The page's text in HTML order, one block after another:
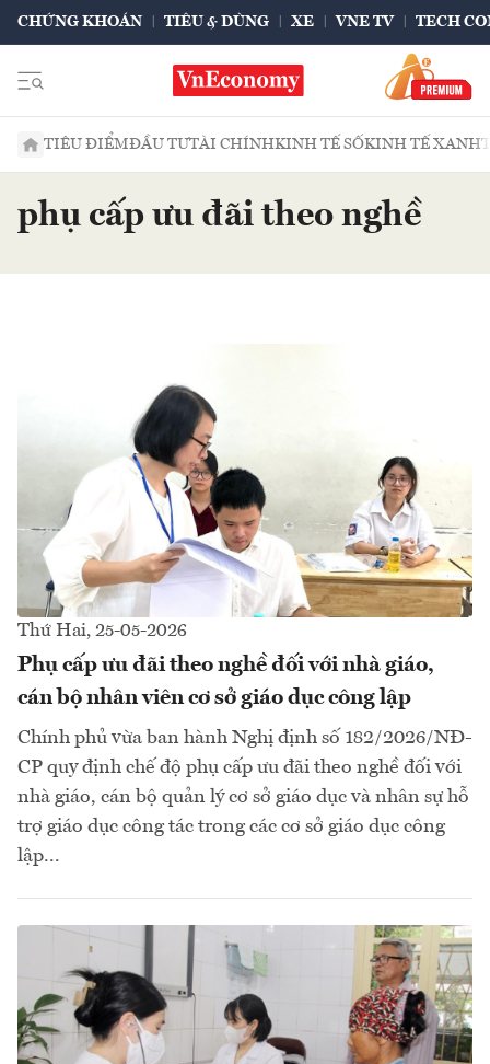
CHỨNG KHOÁN TIÊU & DÙNG XE VNE TV TECH
TIÊU ĐIỂMĐẦU TƯTÀI CHÍNHKINH TẾ SỐKINH TẾ XANH
phụ cấp ưu đãi theo nghề
Thứ Hai, 25-05-2026
Phụ cấp ưu đãi theo nghề đối với nhà giáo,
cán bộ nhân viên cơ sở giáo dục công lập
Chính phủ vừa ban hành Nghị định số 182/2026/NĐ-
CP quy định chế độ phụ cấp ưu đãi theo nghề đối với
nhà giáo, cán bộ quản lý cơ sở giáo dục và nhân sự hỗ
trợ giáo dục công tác trong các cơ sở giáo dục công
lập...